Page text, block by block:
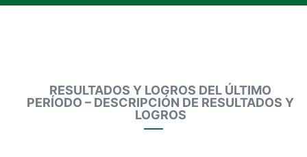
Resultados
RESULTADOS Y LOGROS DEL ÚLTIMO
PERÍODO – DESCRIPCIÓN DE RESULTADOS Y
LOGROS